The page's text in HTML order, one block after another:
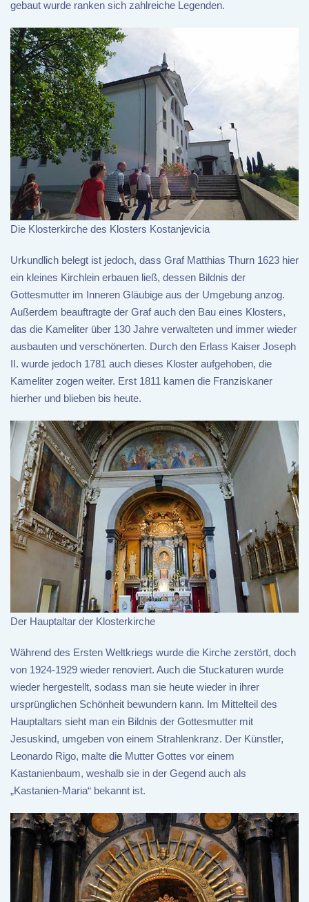
gebaut wurde ranken sich zahlreiche Legenden.
Die Klosterkirche des Klosters Kostanjevicia
Urkundlich belegt ist jedoch, dass Graf Matthias Thurn 1623 hier
ein kleines Kirchlein erbauen ließ, dessen Bildnis der
Gottesmutter im Inneren Gläubige aus der Umgebung anzog.
Außerdem beauftragte der Graf auch den Bau eines Klosters,
das die Kameliter über 130 Jahre verwalteten und immer wieder
ausbauten und verschönerten. Durch den Erlass Kaiser Joseph
II. wurde jedoch 1781 auch dieses Kloster aufgehoben, die
Kameliter zogen weiter. Erst 1811 kamen die Franziskaner
hierher und blieben bis heute.
Der Hauptaltar der Klosterkirche
Während des Ersten Weltkriegs wurde die Kirche zerstört, doch
von 1924-1929 wieder renoviert. Auch die Stuckaturen wurde
wieder hergestellt, sodass man sie heute wieder in ihrer
ursprünglichen Schönheit bewundern kann. Im Mittelteil des
Hauptaltars sieht man ein Bildnis der Gottesmutter mit
Jesuskind, umgeben von einem Strahlenkranz. Der Künstler,
Leonardo Rigo, malte die Mutter Gottes vor einem
Kastanienbaum, weshalb sie in der Gegend auch als
„Kastanien-Maria“ bekannt ist.